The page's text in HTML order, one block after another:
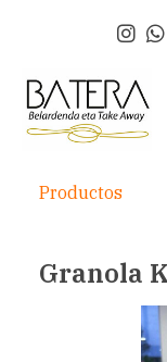
Productos
Granola